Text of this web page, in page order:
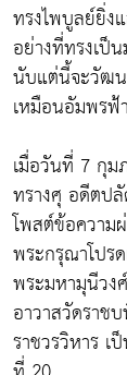
ทรงไพบูลย์ยิ่ง
อย่างที่ทรงเป็
นับแต่นี้จะวัฒน
เหมือนอัมพรฟ้
เมื่อวันที่ 7 กุ
ทรางศุ อดีตป
โพสต์ข้อความ
พระกรุณาโปร
พระมหามุนีวง
อาวาสวัดราช
ราชวรวิหาร เ